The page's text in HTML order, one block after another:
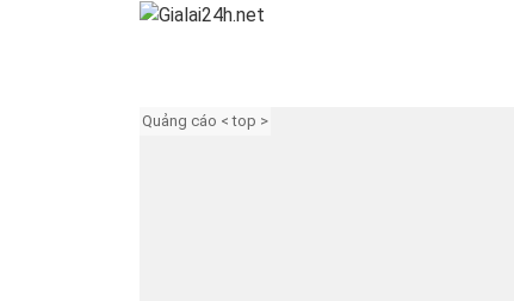
Quảng cáo < top >